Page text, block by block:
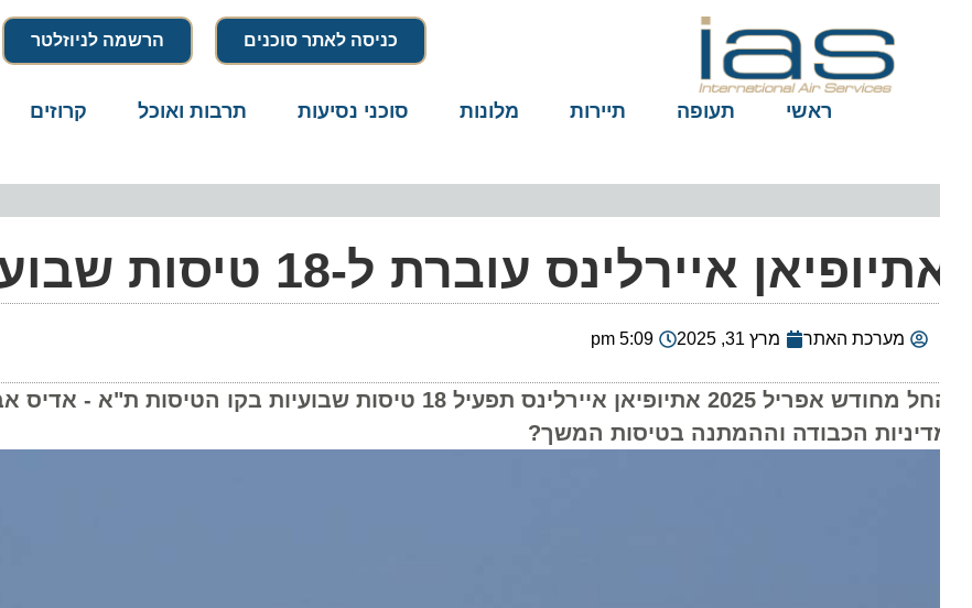
כניסה לאתר סוכנים הרשמה לניוזלטר
ראשי תעופה תיירות מלונות סוכני נסיעות תרבות ואוכל קרוזים
איירלינס עוברת ל-18 טיסות שבועיות
מערכת האתר מרץ 31, 2025 5:09 pm
החל מחודש אפריל 2025 אתיופיאן איירלינס תפעיל 18 טיסות שבועיות בקו הטיסות
הכבודה וההמתנה בטיסות המשך?